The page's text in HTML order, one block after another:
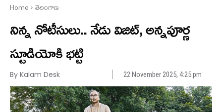
Home తెలంగాణ
నిన్న నోటీసులు.. నేడు విజిట్, అన్నపూర్ణ
స్టూడియోకి భట్టి
By Kalam Desk 22 November 2025, 4:25 pm